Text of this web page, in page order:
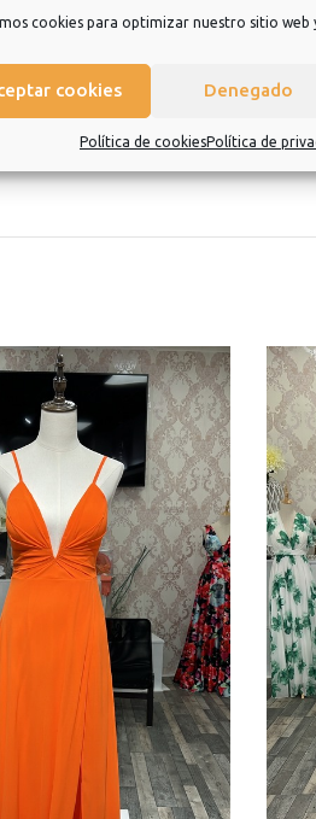
cookies para optimizar nuestro sitio web
cookies Denegado
Política de cookiesPolítica de
ir a estudiar, trabajar, para
que sea una experiencia de la que